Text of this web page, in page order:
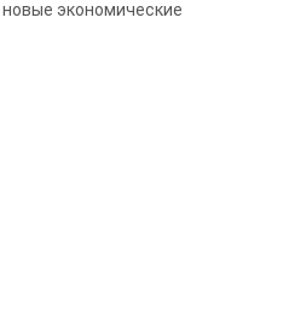
экономические